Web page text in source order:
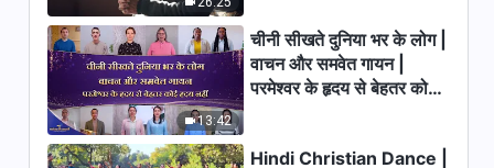
13:42
चीनी सीखते दुनिया भर के लोग |
वाचन और समवेत गायन |
परमेश्वर के हृदय से बेहतर कोई
Hindi Christian Dance |